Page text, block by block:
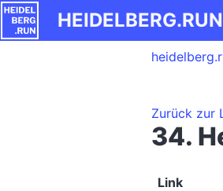
HEIDELBERG.RUN
Zurück zur
34.
Link